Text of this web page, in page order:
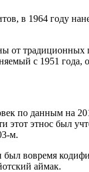
в 1964 году
с 1951
по данным на
этнос был
м.
вовремя
аймак.